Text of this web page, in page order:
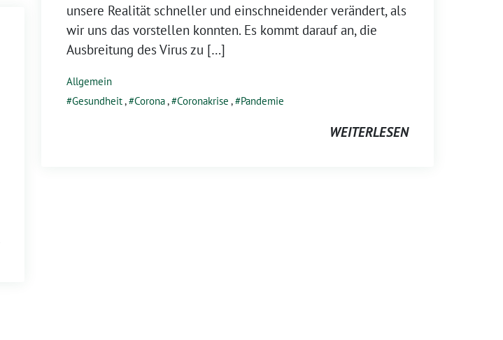
unsere Realität schneller und einschneidender verändert, als
wir uns das vorstellen konnten. Es kommt darauf an, die
Ausbreitung des Virus zu […]
Allgemein
Gesundheit, Corona, Coronakrise , Pandemie
WEITERLESEN